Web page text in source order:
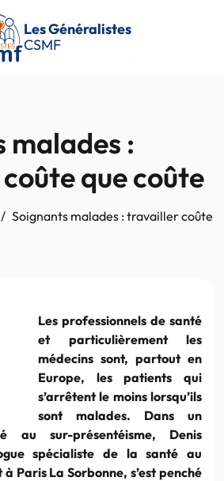
Les Généralistes
CSMF
malades :
que coûte
Soignants malades : travailler coûte
Les professionnels de santé
et particulièrement les
médecins sont, partout en
Europe, les patients qui
s’arrêtent le moins lorsqu’ils
sont malades. Dans un
au sur-présentéisme, Denis
spécialiste de la santé au
Paris La Sorbonne, s’est penché